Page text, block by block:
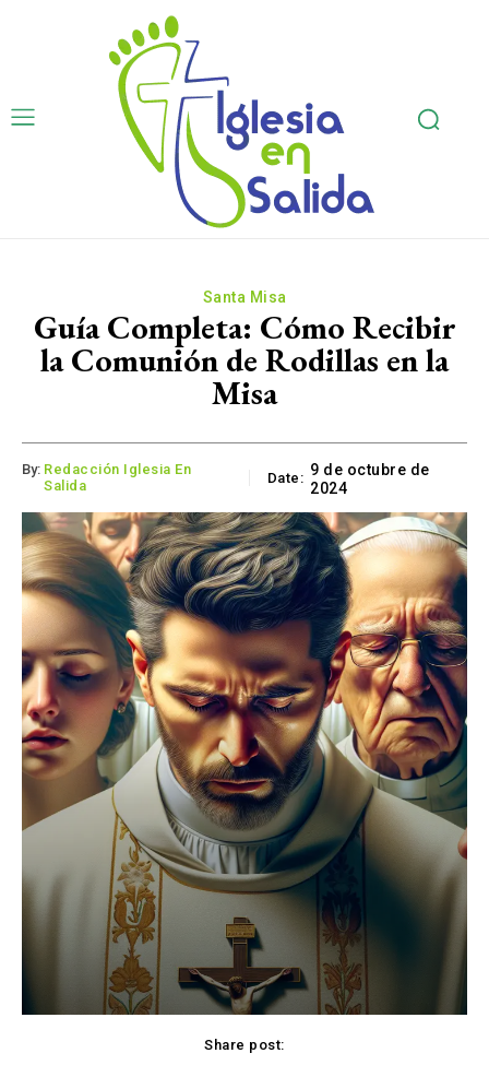
Santa Misa
Guía Completa: Cómo Recibir
la Comunión de Rodillas en la
Misa
By: Redacción Iglesia En
Salida
Date: 9 de octubre de
2024
Share post: